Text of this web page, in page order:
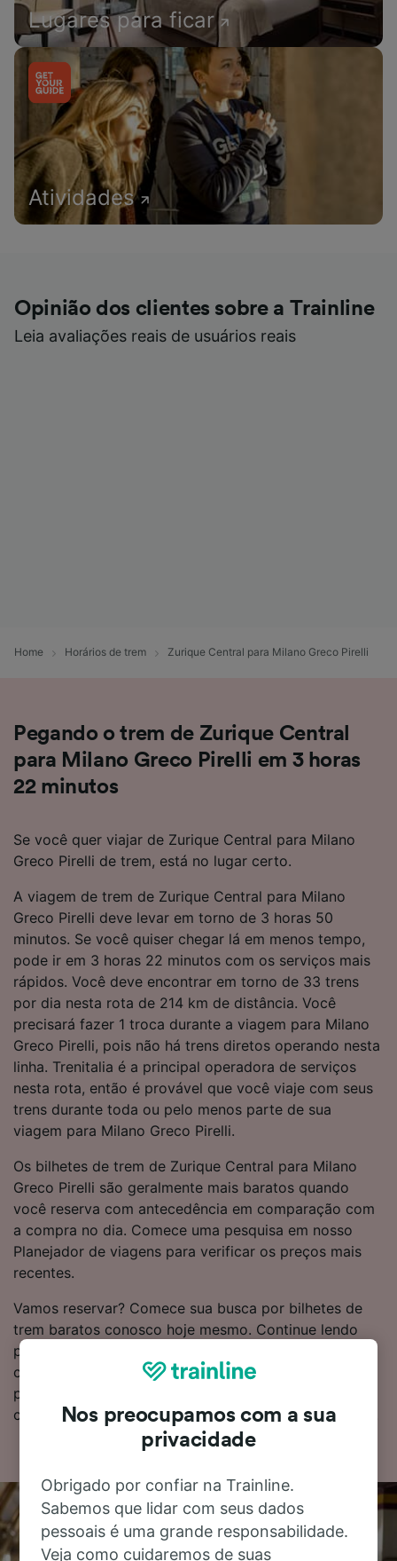
Lugares para ficar
Atividades
Opinião dos clientes sobre a Trainline
Leia avaliações reais de usuários reais
Home Horários de trem Zurique Central para Milano Greco Pirelli
Pegando o trem de Zurique Central
para Milano Greco Pirelli em 3 horas
22 minutos
Se você quer viajar de Zurique Central para Milano
Greco Pirelli de trem, está no lugar certo.
A viagem de trem de Zurique Central para Milano
Greco Pirelli deve levar em torno de 3 horas 50
minutos. Se você quiser chegar lá em menos tempo,
pode ir em 3 horas 22 minutos com os serviços mais
rápidos. Você deve encontrar em torno de 33 trens
por dia nesta rota de 214 km de distância. Você
precisará fazer 1 troca durante a viagem para Milano
Greco Pirelli, pois não há trens diretos operando nesta
linha. Trenitalia é a principal operadora de serviços
nesta rota, então é provável que você viaje com seus
trens durante toda ou pelo menos parte de sua
viagem para Milano Greco Pirelli.
Os bilhetes de trem de Zurique Central para Milano
Greco Pirelli são geralmente mais baratos quando
você reserva com antecedência em comparação com
a compra no dia. Comece uma pesquisa em nosso
Planejador de viagens para verificar os preços mais
recentes.
Vamos reservar? Comece sua busca por bilhetes de
trem baratos conosco hoje mesmo. Continue lendo
para obter mais informações, incluindo nosso
calendário, onde você pode ver os horários do
primeiro e do último trem, bem como dicas sobre
como encontrar passagens de trem pelo menor custo.
Nos preocupamos com a sua
privacidade
Obrigado por confiar na Trainline.
Sabemos que lidar com seus dados
pessoais é uma grande responsabilidade.
Veja como cuidaremos de suas